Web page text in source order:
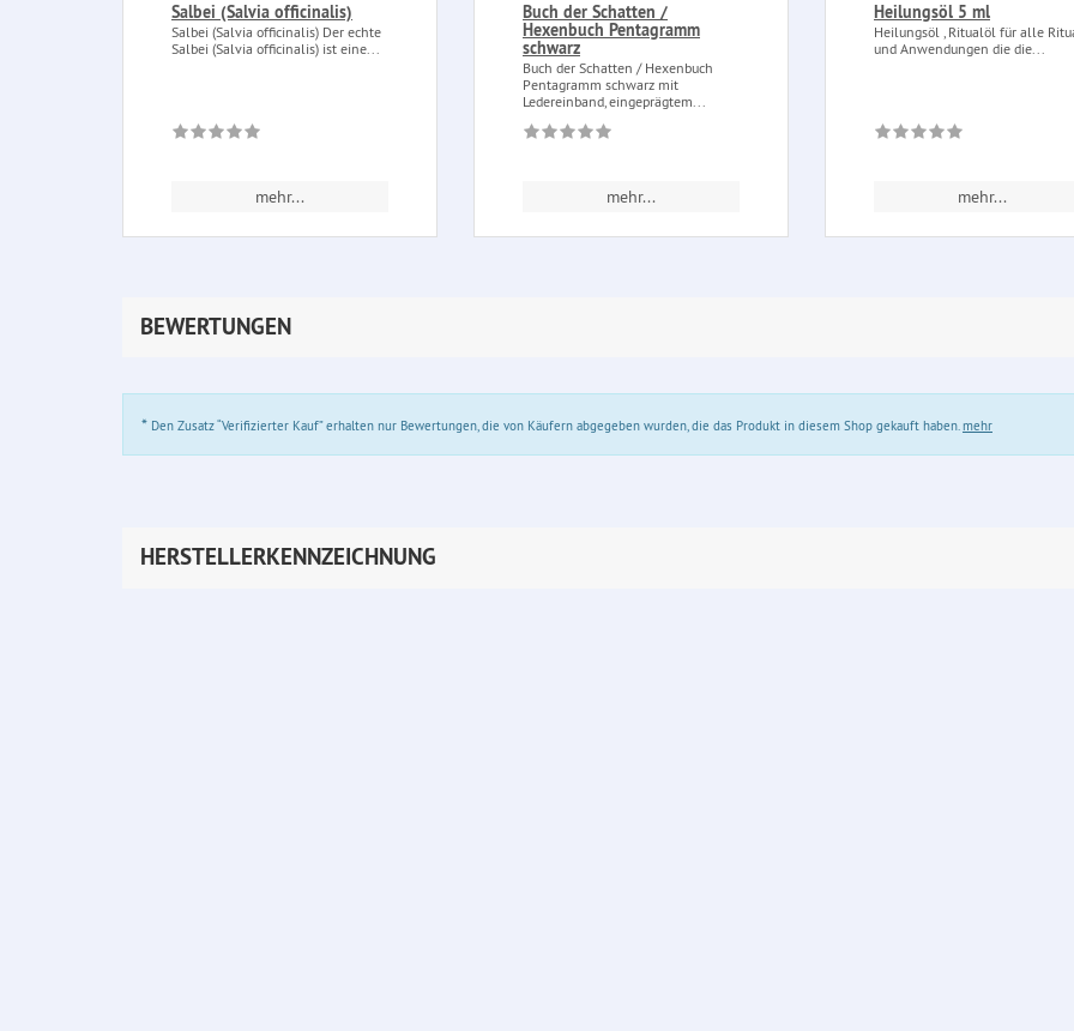
Salbei (Salvia officinalis)
Salbei (Salvia officinalis) Der echte
Salbei (Salvia officinalis) ist eine...
mehr...
Buch der Schatten /
Hexenbuch Pentagramm
schwarz
Buch der Schatten / Hexenbuch
Pentagramm schwarz mit
Ledereinband, eingeprägtem...
mehr...
Heilungsöl 5 ml
Heilungsöl , Ritualöl für alle
und Anwendungen die die...
mehr...
BEWERTUNGEN
* Den Zusatz “Verifizierter Kauf” erhalten nur Bewertungen, die von Käufern abgegeben wurden, die das Produkt in diesem Shop gekauft haben.mehr
HERSTELLERKENNZEICHNUNG